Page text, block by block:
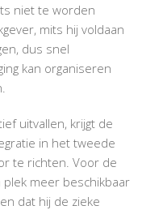
niet te worden
mits hij voldaan
dus snel
kan organiseren
uitvallen, krijgt de
in het tweede
te richten. Voor de
meer beschikbaar
dat hij de zieke